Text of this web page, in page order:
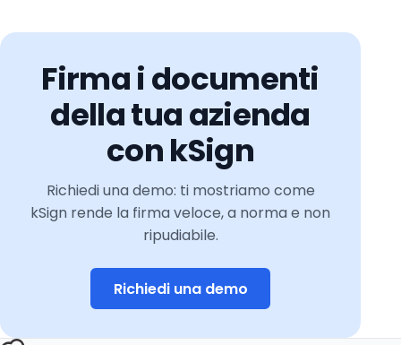
Firma i documenti
della tua azienda
con kSign
Richiedi una demo: ti mostriamo come
kSign rende la firma veloce, a norma e non
ripudiabile.
Richiedi una demo